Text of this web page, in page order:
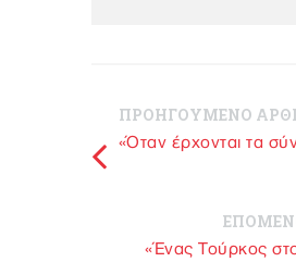
ΠΡΟΗΓΟΥΜΕΝΟ
«Όταν έρχονται τα
«Ένας Τούρκος